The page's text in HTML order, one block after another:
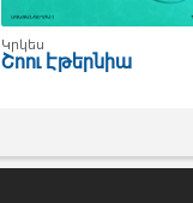
Կրկես
Շոու Էթերնիա